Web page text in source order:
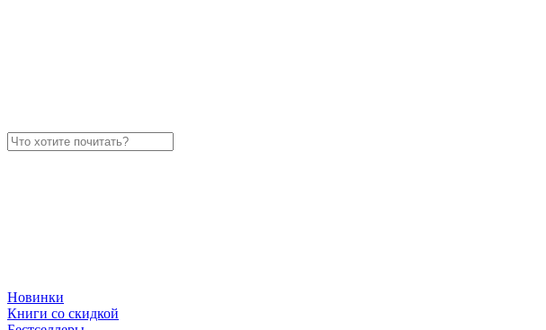
Новинки
Книги со скидкой